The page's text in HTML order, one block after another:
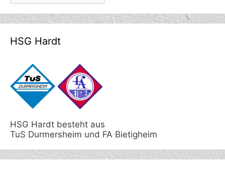
HSG Hardt
HSG Hardt besteht aus
TuS Durmersheim und FA Bietigheim